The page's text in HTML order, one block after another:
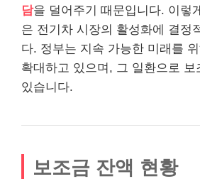
담을 덜어주기 때문입니다. 이렇
은 전기차 시장의 활성화에 결정
다. 정부는 지속 가능한 미래를
확대하고 있으며, 그 일환으로 보
있습니다.
보조금 잔액 현황